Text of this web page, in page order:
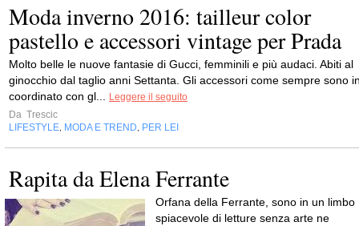
Moda inverno 2016: tailleur color
pastello e accessori vintage per Prada
Molto belle le nuove fantasie di Gucci, femminili e più audaci. Abiti al
ginocchio dal taglio anni Settanta. Gli accessori come sempre sono
coordinato con gl... Leggere il seguito
Da Trescic
LIFESTYLE, MODA E TREND, PER LEI
Rapita da Elena Ferrante
Orfana della Ferrante, sono in un limbo
spiacevole di letture senza arte ne